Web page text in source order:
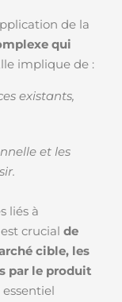
de la
qui
implique de :
existants,
et les
liés à
crucial de
cible, les
par le produit